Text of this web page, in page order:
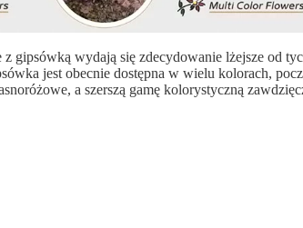
gipsówką wydają się zdecydowanie lżejsze od
jest obecnie dostępna w wielu kolorach,
a szerszą gamę kolorystyczną